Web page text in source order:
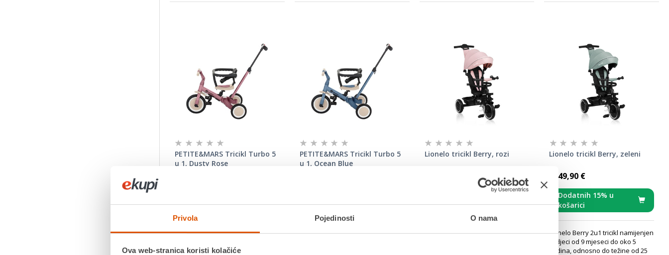
Privola Pojedinosti O nama
Ova web-stranica koristi kolačiće
PETITE&MARS Tricikl Turbo 5
u 1, Dusty Rose
djeci od 1,5 do 5 godina ili do 25
kilograma. To nije samo vozilo za
PETITE&MARS Tricikl Turbo 5
u 1, Ocean Blue
djeci od 1,5 do 5 godina ili do 25
kilograma. To nije samo vozilo za
Lionelo tricikl Berry, rozi
košarici
Lionelo Berry 2u1 tricikl namijenjen
Lionelo tricikl Berry, zeleni
149,90 €
Dodatnih 15% u
košarici
Lionelo Berry 2u1 tricikl namijenjen
je djeci od 9 mjeseci do oko 5
godina, odnosno do težine od 25